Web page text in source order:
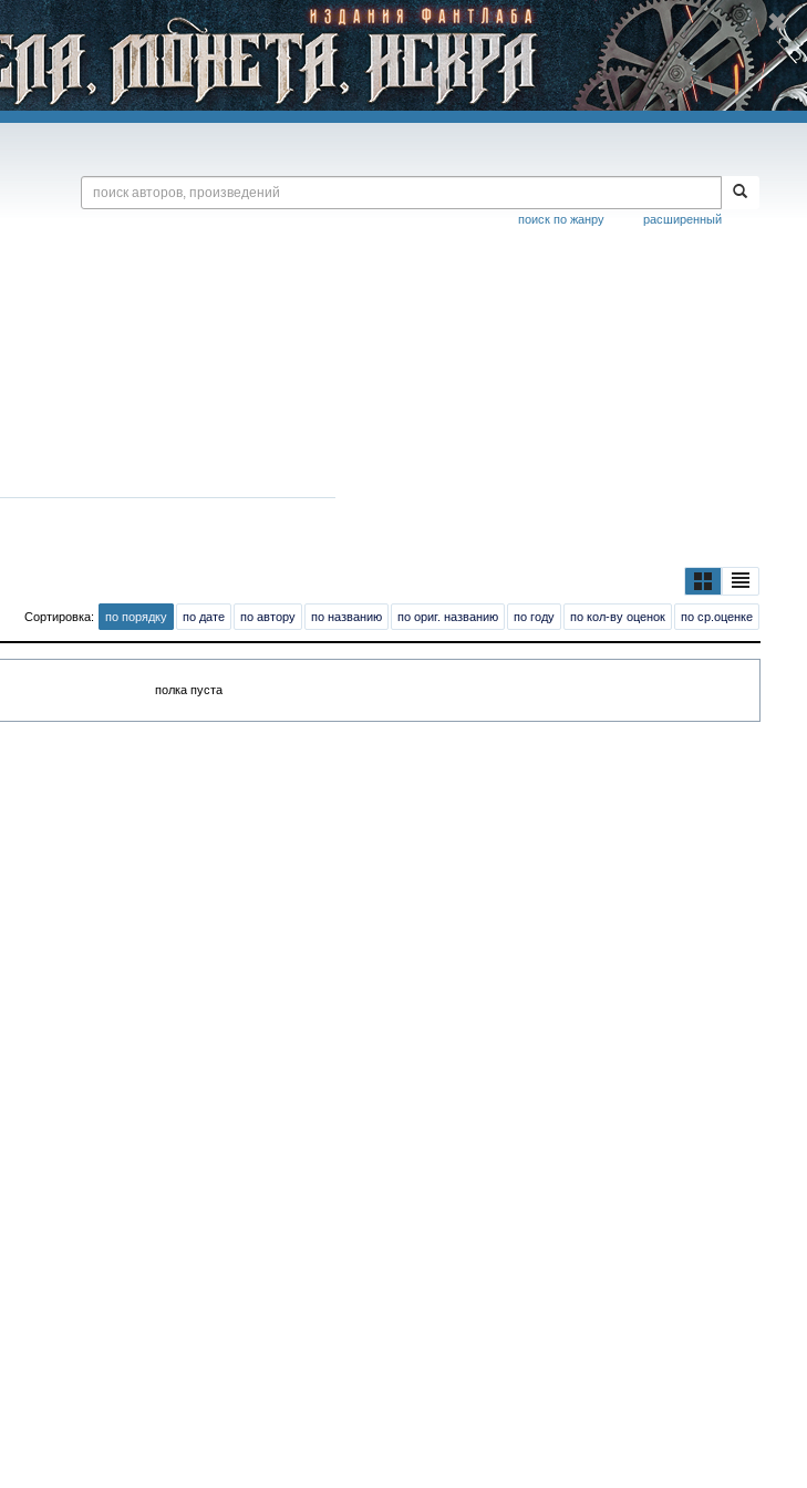
расширенный
поиск по жанру
Сортировка: по порядку по дате по автору по названию по ориг. названию по году по кол-ву оценок по ср.оценке
полка пуста